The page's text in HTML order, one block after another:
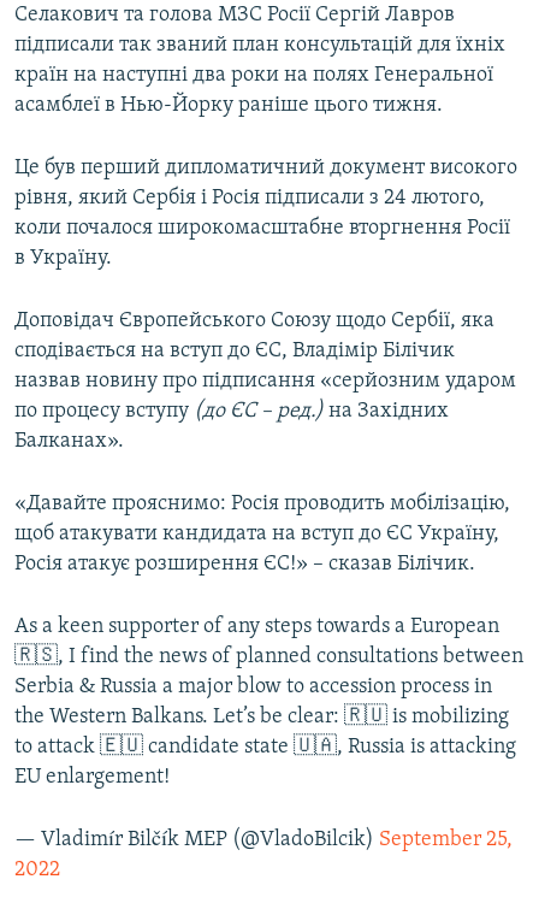
Селакович та голова МЗС Росії Сергій Лавров
підписали так званий план консультацій для їхніх
країн на наступні два роки на полях Генеральної
асамблеї в Нью-Йорку раніше цього тижня.
Це був перший дипломатичний документ високого
рівня, який Сербія і Росія підписали з 24 лютого,
коли почалося широкомасштабне вторгнення Росії
в Україну.
Доповідач Європейського Союзу щодо Сербії, яка
сподівається на вступ до ЄС, Владімір Білічик
назвав новину про підписання «серйозним ударом
по процесу вступу (до ЄС – ред.) на Західних
Балканах».
«Давайте прояснимо: Росія проводить мобілізацію,
щоб атакувати кандидата на вступ до ЄС Україну,
Росія атакує розширення ЄС!» – сказав Білічик.
As a keen supporter of any steps towards a European
🇷🇸, I find the news of planned consultations between
Serbia & Russia a major blow to accession process in
the Western Balkans. Let’s be clear: 🇷🇺 is mobilizing
to attack 🇪🇺 candidate state 🇺🇦, Russia is attacking
EU enlargement!
— Vladimír Bilčík MEP (@VladoBilcik) September 25,
2022